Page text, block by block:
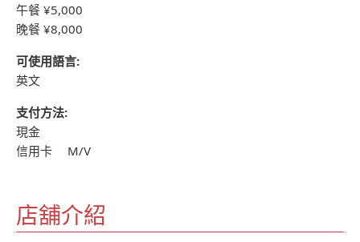
午餐 ¥5,000
晚餐 ¥8,000
可使用語言:
英文
支付方法:
現金
信用卡 M/V
店舖介紹